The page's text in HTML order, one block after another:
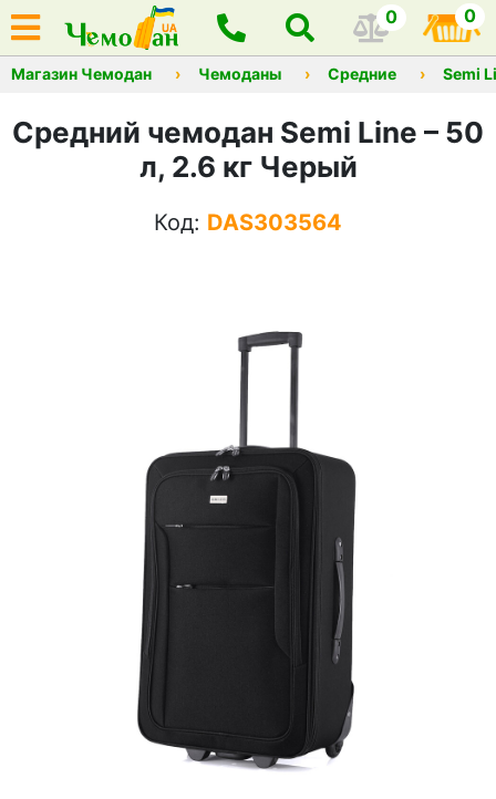
0 0
Магазин Чемодан Чемоданы Средние Semi
Средний чемодан Semi Line – 50
л, 2.6 кг Черый
Код: DAS303564